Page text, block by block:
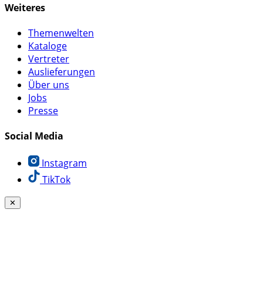
Weiteres
Themenwelten
Kataloge
Vertreter
Auslieferungen
Über uns
Jobs
Presse
Social Media
Instagram
TikTok
✕